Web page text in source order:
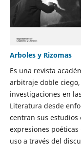
Arboles y Rizomas
Es una revista
arbitraje doble
investigaciones en
Literatura desde
centran sus estudios
expresiones
uso a través del